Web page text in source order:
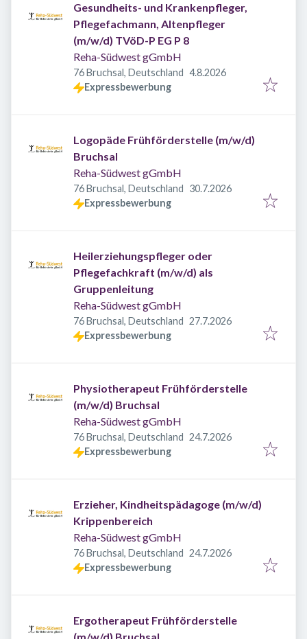
Gesundheits- und Krankenpfleger,
Pflegefachmann, Altenpfleger
(m/w/d) TVöD-P EG P 8
Reha-Südwest gGmbH
76 Bruchsal, Deutschland Veröffentlicht
4.8.2026
Expressbewerbung
Logopäde Frühförderstelle (m/w/d)
Bruchsal
Reha-Südwest gGmbH
76 Bruchsal, Deutschland Veröffentlicht
30.7.2026
Expressbewerbung
Heilerziehungspfleger oder
Pflegefachkraft (m/w/d) als
Gruppenleitung
Reha-Südwest gGmbH
76 Bruchsal, Deutschland Veröffentlicht
27.7.2026
Expressbewerbung
Physiotherapeut Frühförderstelle
(m/w/d) Bruchsal
Reha-Südwest gGmbH
76 Bruchsal, Deutschland Veröffentlicht
24.7.2026
Expressbewerbung
Erzieher, Kindheitspädagoge (m/w/d)
Krippenbereich
Reha-Südwest gGmbH
76 Bruchsal, Deutschland Veröffentlicht
24.7.2026
Expressbewerbung
Ergotherapeut Frühförderstelle